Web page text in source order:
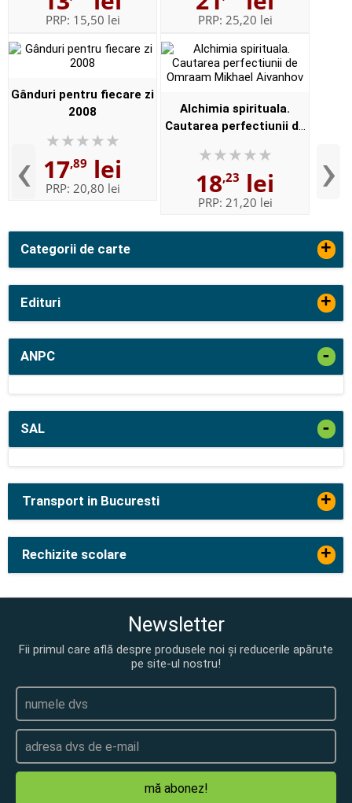
Categorii de carte +
Edituri +
ANPC -
SAL -
‹
PRP: 15,50 lei PRP: 25,20 lei
Gânduri pentru fiecare zi
2008
17,89 lei
PRP: 20,80 lei
Alchimia spirituala.
Cautarea perfectiunii de
Aivanhov
18,23 lei
PRP: 21,20 lei ›
Transport in Bucuresti +
Rechizite scolare +
Newsletter
Fii primul care află despre produsele noi și reducerile apărute
pe site-ul nostru!
mă abonez!